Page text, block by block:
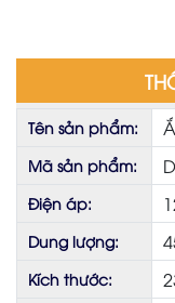
Tên sản phẩm:
Mã sản phẩm:
Điện áp:
Dung lượng:
Kích thước: